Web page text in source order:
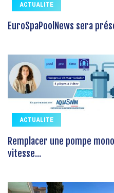
ACTUALITE
EuroSpaPoolNews sera
ACTUALITE
Remplacer une pompe
vitesse...